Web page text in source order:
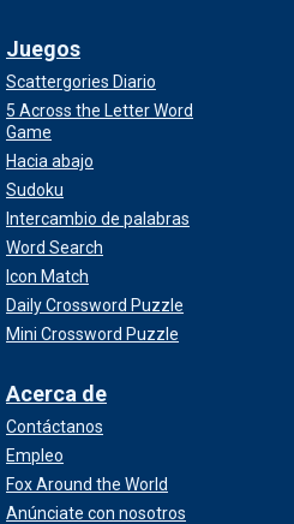
Juegos
Scattergories Diario
5 Across the Letter Word
Game
Hacia abajo
Sudoku
Intercambio de palabras
Word Search
Icon Match
Daily Crossword Puzzle
Mini Crossword Puzzle
Acerca de
Contáctanos
Empleo
Fox Around the World
Anúnciate con nosotros